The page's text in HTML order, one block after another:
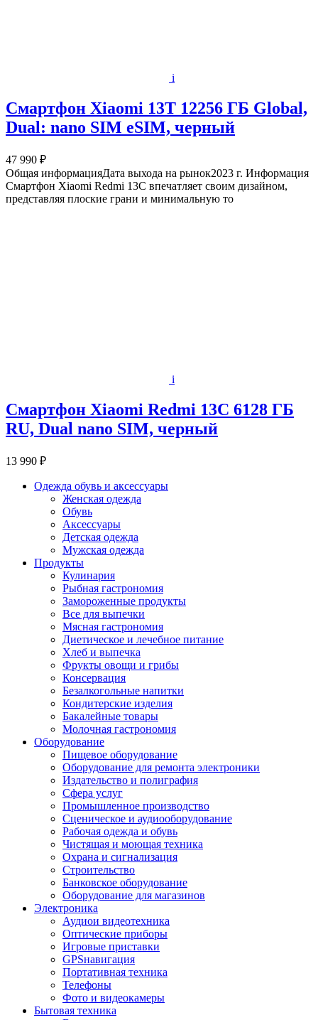
i
Смартфон Xiaomi 13T 12256 ГБ Global,
Dual: nano SIM eSIM, черный
47 990 ₽
Общая информацияДата выхода на рынок2023 г. Информация
Смартфон Xiaomi Redmi 13C впечатляет своим дизайном,
представляя плоские грани и минимальную то
i
Смартфон Xiaomi Redmi 13C 6128 ГБ
RU, Dual nano SIM, черный
13 990 ₽
Одежда обувь и аксессуары
Женская одежда
Обувь
Аксессуары
Детская одежда
Мужская одежда
Продукты
Кулинария
Рыбная гастрономия
Замороженные продукты
Все для выпечки
Мясная гастрономия
Диетическое и лечебное питание
Хлеб и выпечка
Фрукты овощи и грибы
Консервация
Безалкогольные напитки
Кондитерские изделия
Бакалейные товары
Молочная гастрономия
Оборудование
Пищевое оборудование
Оборудование для ремонта электроники
Издательство и полиграфия
Сфера услуг
Промышленное производство
Сценическое и аудиооборудование
Рабочая одежда и обувь
Чистящая и моющая техника
Охрана и сигнализация
Строительство
Банковское оборудование
Оборудование для магазинов
Электроника
Аудиои видеотехника
Оптические приборы
Игровые приставки
GPSнавигация
Портативная техника
Телефоны
Фото и видеокамеры
Бытовая техника